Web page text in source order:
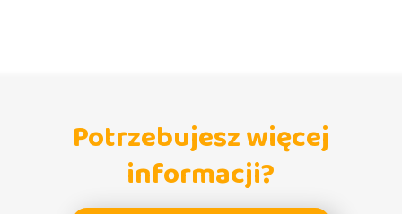
Potrzebujesz więcej
informacji?